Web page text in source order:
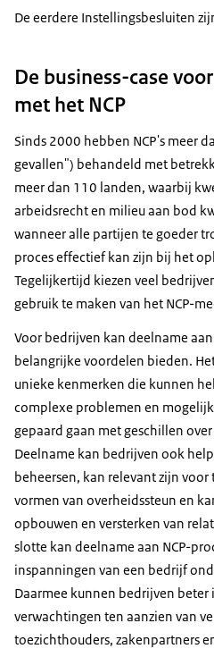
De eerdere Instellingsbesluiten
De business-case
met het NCP
Sinds 2000 hebben NCP's meer
gevallen") behandeld met
meer dan 110 landen, waarbij
arbeidsrecht en milieu aan bod
wanneer alle partijen te goeder
proces effectief kan zijn bij het
Tegelijkertijd kiezen veel
gebruik te maken van het NCP-
Voor bedrijven kan deelname aan
belangrijke voordelen bieden.
unieke kenmerken die kunnen
complexe problemen en
gepaard gaan met geschillen
Deelname kan bedrijven ook
beheersen, kan relevant zijn
vormen van overheidssteun en
opbouwen en versterken van
slotte kan deelname aan NCP-
inspanningen van een bedrijf
Daarmee kunnen bedrijven
verwachtingen ten aanzien van
toezichthouders, zakenpartners